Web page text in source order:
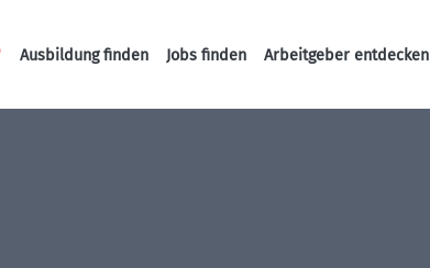
Haupt-Navigation
Ausbildung finden Jobs finden Arbeitgeber entdecken